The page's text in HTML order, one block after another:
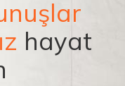
hayat